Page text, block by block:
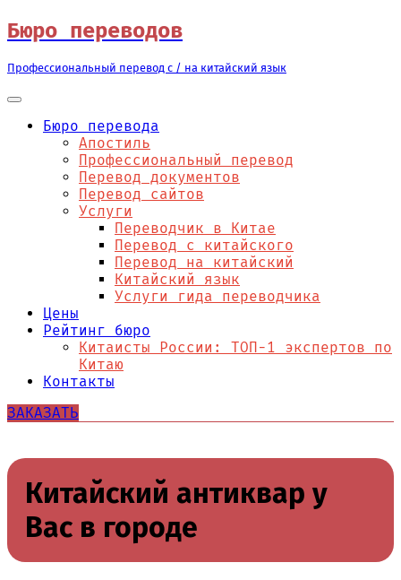
Перейти
к
содержимому
Бюро переводов
Профессиональный перевод с / на китайский язык
Бюро перевода
Апостиль
Профессиональный перевод
Перевод документов
Перевод сайтов
Услуги
Переводчик в Китае
Перевод с китайского
Перевод на китайский
Китайский язык
Услуги гида переводчика
Цены
Рейтинг бюро
Китаисты России: ТОП-1 экспертов по
Китаю
Контакты
ЗАКАЗАТЬ
Китайский антиквар у
Вас в городе